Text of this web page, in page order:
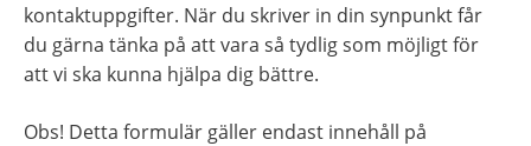
kontaktuppgifter. När du skriver in din synpunkt får
du gärna tänka på att vara så tydlig som möjligt för
att vi ska kunna hjälpa dig bättre.
Obs! Detta formulär gäller endast innehåll på